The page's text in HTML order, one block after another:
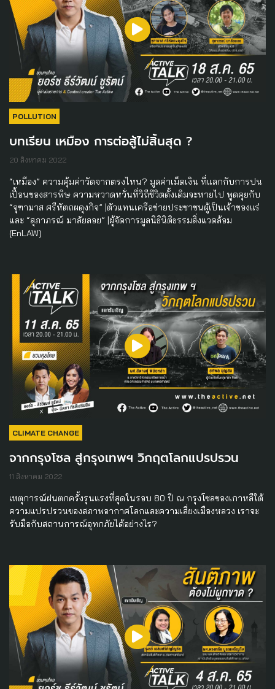
POLLUTION
บทเรียน เหมือง การต่อสู้ไม่สิ้นสุด ?
20 สิงหาคม 2022
“เหมือง” ความคุ้มค่าวัดจากตรงไหน? มูลค่าเม็ดเงิน ที่แลกกับการปน
เปื้อนของสารพิษ ความหวาดหวั่นที่วิถีชีวิตดั้งเดิมจะหายไป พูดคุยกับ
“จุฑามาส ศรีหัตถผดุงกิจ” |ตัวแทนเครือข่ายประชาชนผู้เป็นเจ้าของแร่
และ “สุภาภรณ์ มาลัยลอย” |ผู้จัดการมูลนิธินิติธรรมสิ่งแวดล้อม
(EnLAW)
CLIMATE CHANGE
จากกรุงโซล สู่กรุงเทพฯ วิกฤตโลกแปรปรวน
11 สิงหาคม 2022
เหตุการณ์ฝนตกครั้งรุนแรงที่สุดในรอบ 80 ปี ณ กรุงโซลของเกาหลีใต้
ความแปรปรวนของสภาพอากาศโลกและความเสี่ยงเมืองหลวง เราจะ
รับมือกับสถานการณ์อุทกภัยได้อย่างไร?